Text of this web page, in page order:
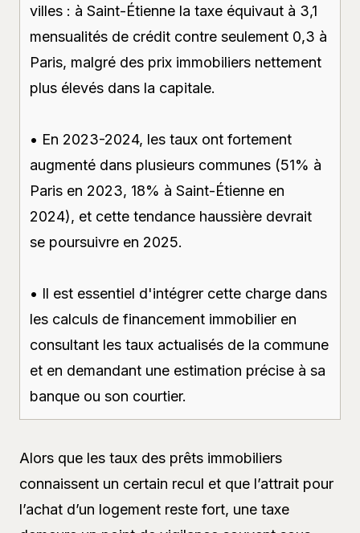
villes : à Saint-Étienne la taxe équivaut à 3,1
mensualités de crédit contre seulement 0,3 à
Paris, malgré des prix immobiliers nettement
plus élevés dans la capitale.
• En 2023-2024, les taux ont fortement
augmenté dans plusieurs communes (51% à
Paris en 2023, 18% à Saint-Étienne en
2024), et cette tendance haussière devrait
se poursuivre en 2025.
• Il est essentiel d'intégrer cette charge dans
les calculs de financement immobilier en
consultant les taux actualisés de la commune
et en demandant une estimation précise à sa
banque ou son courtier.
Alors que les taux des prêts immobiliers
connaissent un certain recul et que l’attrait pour
l’achat d’un logement reste fort, une taxe